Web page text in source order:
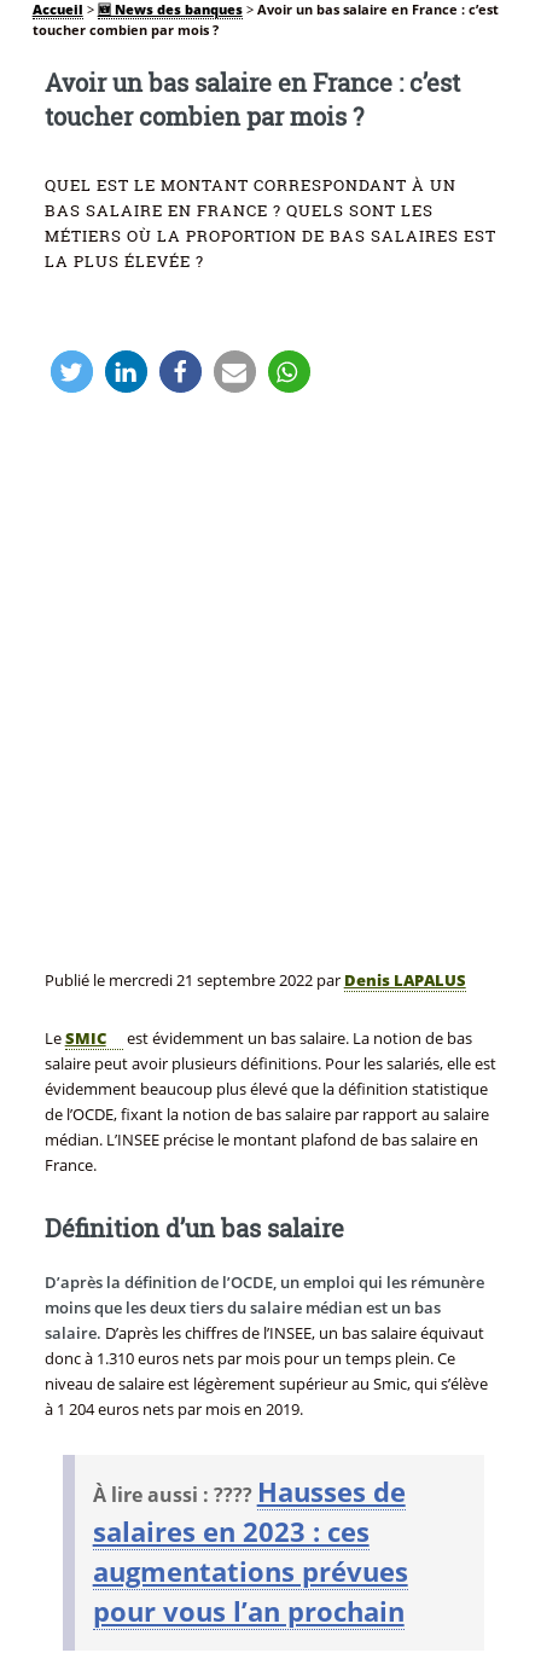
Accueil > 🆕 News des banques> Avoir un bas salaire en France : c’est
toucher combien par mois ?
Avoir un bas salaire en France : c’est
toucher combien par mois ?
QUEL EST LE MONTANT CORRESPONDANT À UN
BAS SALAIRE EN FRANCE ? QUELS SONT LES
MÉTIERS OÙ LA PROPORTION DE BAS SALAIRES EST
LA PLUS ÉLEVÉE ?
Publié le mercredi 21 septembre 2022par Denis LAPALUS
LeSMIC
est évidemment un bas salaire. La notion de bas
salaire peut avoir plusieurs définitions. Pour les salariés, elle est
évidemment beaucoup plus élevé que la définition statistique
de l’OCDE, fixant la notion de bas salaire par rapport au salaire
médian. L’INSEE précise le montant plafond de bas salaire en
France.
Définition d’un bas salaire
D’après la définition de l’OCDE, un emploi qui les rémunère
moins que les deux tiers du salaire médian est un bas
salaire. D’après les chiffres de l’INSEE, un bas salaire équivaut
donc à 1.310 euros nets par mois pour un temps plein. Ce
niveau de salaire est légèrement supérieur au Smic, qui s’élève
à 1 204 euros nets par mois en 2019.
À lire aussi : ???? Hausses de
salaires en 2023 : ces
augmentations prévues
pour vous l’an prochain